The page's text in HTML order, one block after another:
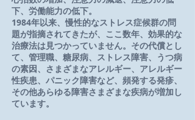
下、労働能力の低下。
1984年以来、慢性的なストレス症候群の問
題が指摘されてきたが、ここ数年、効果的な
治療法は見つかっていません。その代償とし
て、管理職、糖尿病、ストレス障害、うつ病
の素因、さまざまなアレルギー、アレルギー
性疾患、パニック障害など、頻発する発疹、
その他あらゆる障害さまざまな疾病が増加し
ています。